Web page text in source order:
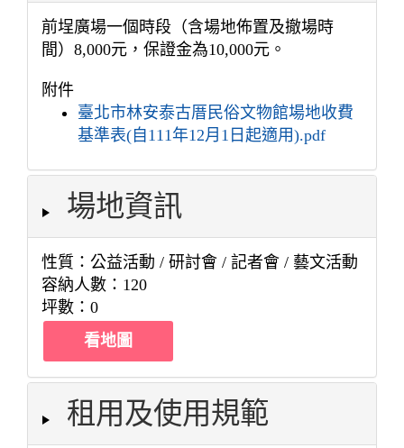
前埕廣場一個時段（含場地佈置及撤場時
間）8,000元，保證金為10,000元。
附件
臺北市林安泰古厝民俗文物館場地收費
基準表(自111年12月1日起適用).pdf
場地資訊
性質：公益活動 / 研討會 / 記者會 / 藝文活動
容納人數：120
坪數：0
看地圖
租用及使用規範